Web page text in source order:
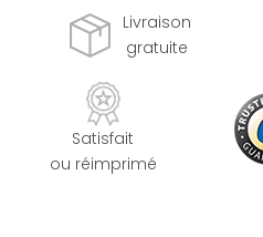
Livraison
gratuite
Satisfait
ou réimprimé